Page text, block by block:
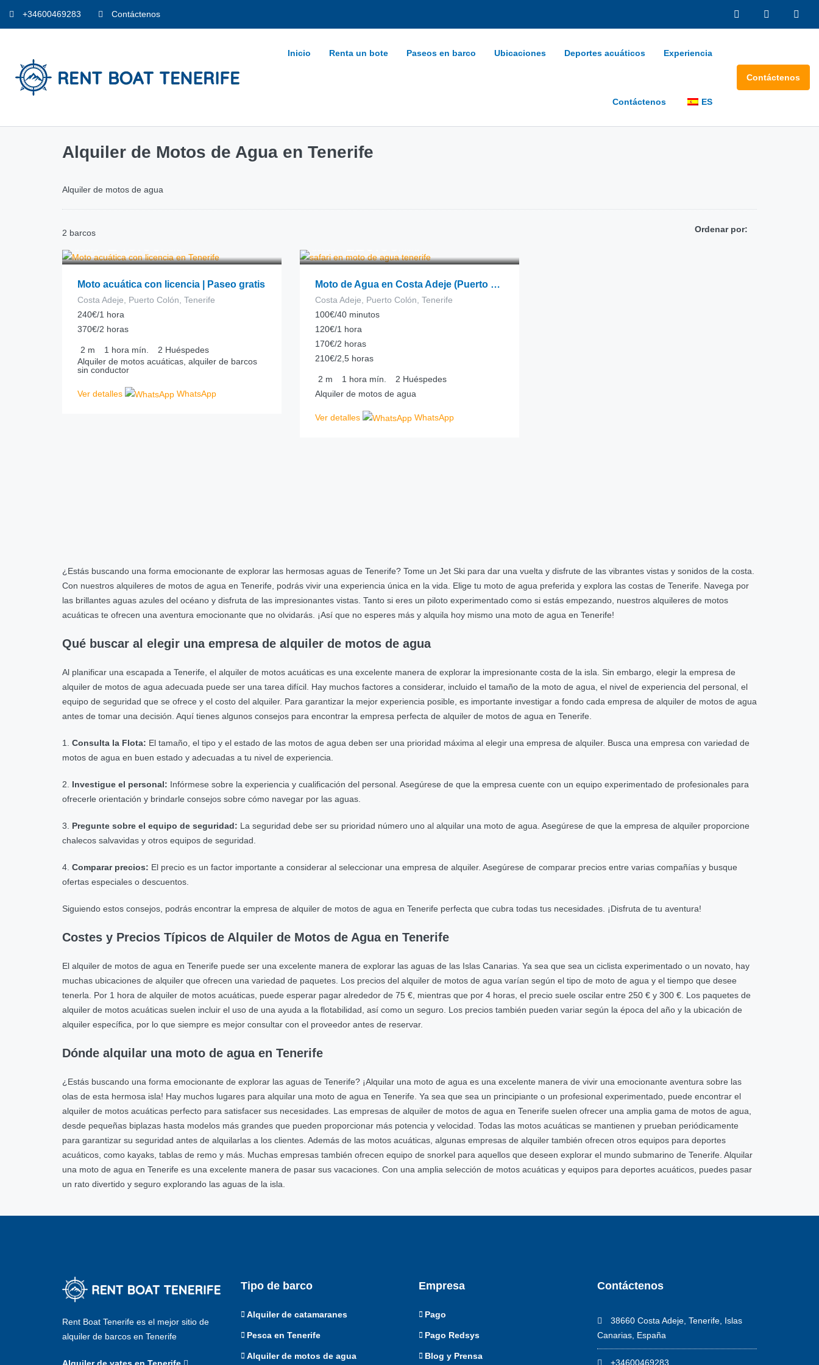
+34600469283 Contáctenos
Inicio Renta un bote Paseos en barco Ubicaciones Deportes acuáticos Experiencia
Contáctenos ES
Contáctenos
Alquiler de Motos de Agua en Tenerife
Alquiler de motos de agua
2 barcos
Ordenar por:
Moto acuática con licencia | Paseo gratis
Costa Adeje, Puerto Colón, Tenerife
240€/1 hora
370€/2 horas
2 m 1 hora mín. 2 Huéspedes
Alquiler de motos acuáticas, alquiler de barcos
sin conductor
Ver detalles WhatsApp
Moto de Agua en Costa Adeje (Puerto Colón)
Costa Adeje, Puerto Colón, Tenerife
100€/40 minutos
120€/1 hora
170€/2 horas
210€/2,5 horas
2 m 1 hora mín. 2 Huéspedes
Alquiler de motos de agua
Ver detalles WhatsApp
¿Estás buscando una forma emocionante de explorar las hermosas aguas de Tenerife? Tome un Jet Ski para dar una vuelta y disfrute de las vibrantes vistas y sonidos de la costa.
Con nuestros alquileres de motos de agua en Tenerife, podrás vivir una experiencia única en la vida. Elige tu moto de agua preferida y explora las costas de Tenerife. Navega por
las brillantes aguas azules del océano y disfruta de las impresionantes vistas. Tanto si eres un piloto experimentado como si estás empezando, nuestros alquileres de motos
acuáticas te ofrecen una aventura emocionante que no olvidarás. ¡Así que no esperes más y alquila hoy mismo una moto de agua en Tenerife!
Qué buscar al elegir una empresa de alquiler de motos de agua
Al planificar una escapada a Tenerife, el alquiler de motos acuáticas es una excelente manera de explorar la impresionante costa de la isla. Sin embargo, elegir la empresa de
alquiler de motos de agua adecuada puede ser una tarea difícil. Hay muchos factores a considerar, incluido el tamaño de la moto de agua, el nivel de experiencia del personal, el
equipo de seguridad que se ofrece y el costo del alquiler. Para garantizar la mejor experiencia posible, es importante investigar a fondo cada empresa de alquiler de motos de agua
antes de tomar una decisión. Aquí tienes algunos consejos para encontrar la empresa perfecta de alquiler de motos de agua en Tenerife.
1. Consulta la Flota: El tamaño, el tipo y el estado de las motos de agua deben ser una prioridad máxima al elegir una empresa de alquiler. Busca una empresa con variedad de
motos de agua en buen estado y adecuadas a tu nivel de experiencia.
2. Investigue el personal: Infórmese sobre la experiencia y cualificación del personal. Asegúrese de que la empresa cuente con un equipo experimentado de profesionales para
ofrecerle orientación y brindarle consejos sobre cómo navegar por las aguas.
3. Pregunte sobre el equipo de seguridad: La seguridad debe ser su prioridad número uno al alquilar una moto de agua. Asegúrese de que la empresa de alquiler proporcione
chalecos salvavidas y otros equipos de seguridad.
4. Comparar precios: El precio es un factor importante a considerar al seleccionar una empresa de alquiler. Asegúrese de comparar precios entre varias compañías y busque
ofertas especiales o descuentos.
Siguiendo estos consejos, podrás encontrar la empresa de alquiler de motos de agua en Tenerife perfecta que cubra todas tus necesidades. ¡Disfruta de tu aventura!
Costes y Precios Típicos de Alquiler de Motos de Agua en Tenerife
El alquiler de motos de agua en Tenerife puede ser una excelente manera de explorar las aguas de las Islas Canarias. Ya sea que sea un ciclista experimentado o un novato, hay
muchas ubicaciones de alquiler que ofrecen una variedad de paquetes. Los precios del alquiler de motos de agua varían según el tipo de moto de agua y el tiempo que desee
tenerla. Por 1 hora de alquiler de motos acuáticas, puede esperar pagar alrededor de 75 €, mientras que por 4 horas, el precio suele oscilar entre 250 € y 300 €. Los paquetes de
alquiler de motos acuáticas suelen incluir el uso de una ayuda a la flotabilidad, así como un seguro. Los precios también pueden variar según la época del año y la ubicación de
alquiler específica, por lo que siempre es mejor consultar con el proveedor antes de reservar.
Dónde alquilar una moto de agua en Tenerife
¿Estás buscando una forma emocionante de explorar las aguas de Tenerife? ¡Alquilar una moto de agua es una excelente manera de vivir una emocionante aventura sobre las
olas de esta hermosa isla! Hay muchos lugares para alquilar una moto de agua en Tenerife. Ya sea que sea un principiante o un profesional experimentado, puede encontrar el
alquiler de motos acuáticas perfecto para satisfacer sus necesidades. Las empresas de alquiler de motos de agua en Tenerife suelen ofrecer una amplia gama de motos de agua,
desde pequeñas biplazas hasta modelos más grandes que pueden proporcionar más potencia y velocidad. Todas las motos acuáticas se mantienen y prueban periódicamente
para garantizar su seguridad antes de alquilarlas a los clientes. Además de las motos acuáticas, algunas empresas de alquiler también ofrecen otros equipos para deportes
acuáticos, como kayaks, tablas de remo y más. Muchas empresas también ofrecen equipo de snorkel para aquellos que deseen explorar el mundo submarino de Tenerife. Alquilar
una moto de agua en Tenerife es una excelente manera de pasar sus vacaciones. Con una amplia selección de motos acuáticas y equipos para deportes acuáticos, puedes pasar
un rato divertido y seguro explorando las aguas de la isla.
Rent Boat Tenerife es el mejor sitio de
alquiler de barcos en Tenerife
Tipo de barco
Alquiler de catamaranes
Pesca en Tenerife
Alquiler de motos de agua
Empresa
Pago
Pago Redsys
Blog y Prensa
Contáctenos
38660 Costa Adeje, Tenerife, Islas
Canarias, España
+34600469283